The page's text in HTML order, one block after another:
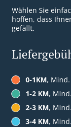
Wählen Sie
hoffen, dass
gefällt.
0-1KM,
1-2 KM,
2-3 KM,
3-4 KM,